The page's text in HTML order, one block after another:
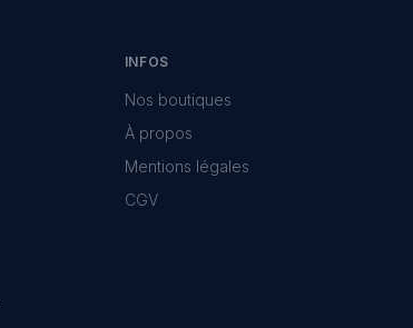
INFOS
Nos boutiques
À propos
Mentions légales
CGV